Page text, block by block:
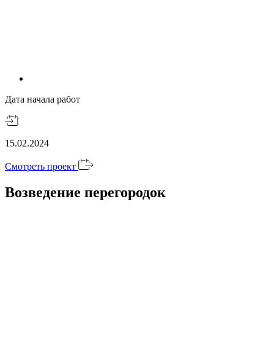
Дата начала работ
15.02.2024
Смотреть проект
Возведение перегородок